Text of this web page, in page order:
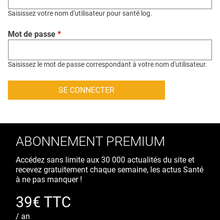
CONTACT
CRÉDITS
Saisissez votre nom d'utilisateur pour santé log.
Mot de passe *
Saisissez le mot de passe correspondant à votre nom d'utilisateur.
ABONNEMENT PREMIUM
Accédez sans limite aux 30 000 actualités du site et
recevez gratuitement chaque semaine, les actus Santé
à ne pas manquer !
39€ TTC
/ an